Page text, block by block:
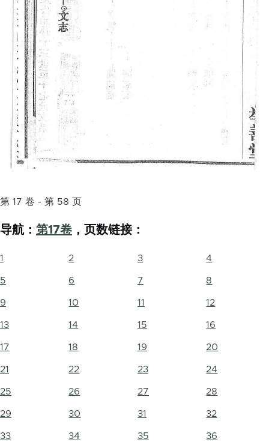
第 17 卷 - 第 58 页
导航： 第17卷 ，页数链接：
1 2 3 4
5 6 7 8
9 10 11 12
13 14 15 16
17 18 19 20
21 22 23 24
25 26 27 28
29 30 31 32
33 34 35 36